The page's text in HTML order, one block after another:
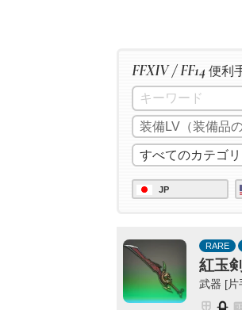
FFXIV / FF14 便利
JP
RARE
紅玉剣
武器 [片